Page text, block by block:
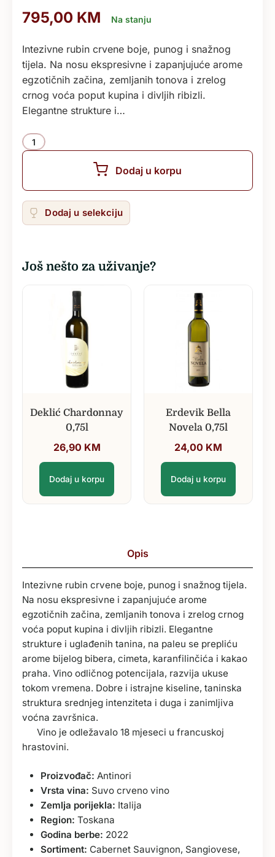
795,00 KM Na stanju
Intezivne rubin crvene boje, punog i snažnog
tijela. Na nosu ekspresivne i zapanjujuće arome
egzotičnih začina, zemljanih tonova i zrelog
crnog voća poput kupina i divljih ribizli.
Elegantne strukture i…
Količina
Dodaj u korpu
Dodaj u selekciju
Još nešto za uživanje?
Deklić Chardonnay
0,75l
26,90 KM
Dodaj u korpu
Erdevik Bella
Novela 0,75l
24,00 KM
Dodaj u korpu
Opis
Intezivne rubin crvene boje, punog i snažnog tijela.
Na nosu ekspresivne i zapanjujuće arome
egzotičnih začina, zemljanih tonova i zrelog crnog
voća poput kupina i divljih ribizli. Elegantne
strukture i uglađenih tanina, na paleu se prepliću
arome bijelog bibera, cimeta, karanfilinčića i kakao
praha. Vino odličnog potencijala, razvija ukuse
tokom vremena. Dobre i istrajne kiseline, taninska
struktura srednjeg intenziteta i duga i zanimljiva
voćna završnica.
Vino je odležavalo 18 mjeseci u francuskoj
hrastovini.
Proizvođač: Antinori
Vrsta vina: Suvo crveno vino
Zemlja porijekla: Italija
Region: Toskana
Godina berbe: 2022
Sortiment: Cabernet Sauvignon, Sangiovese,